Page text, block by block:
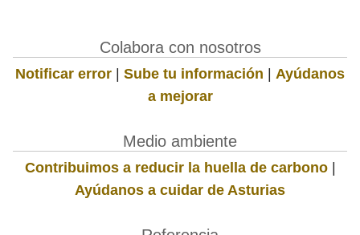
Colabora con nosotros
Notificar error | Sube tu información | Ayúdanos
a mejorar
Medio ambiente
Contribuimos a reducir la huella de carbono|
Ayúdanos a cuidar de Asturias